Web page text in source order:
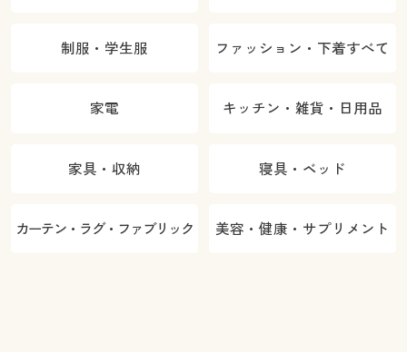
制服・学生服 ファッション・下着すべて
家電 キッチン・雑貨・日用品
家具・収納 寝具・ベッド
カーテン・ラグ・ファブリック 美容・健康・サプリメント